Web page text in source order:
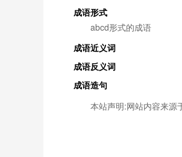
成语形式
abcd形式的成语
成语近义词
成语反义词
成语造句
本站声明:网站内容来源